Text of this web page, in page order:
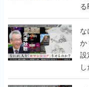
書
か
設
書